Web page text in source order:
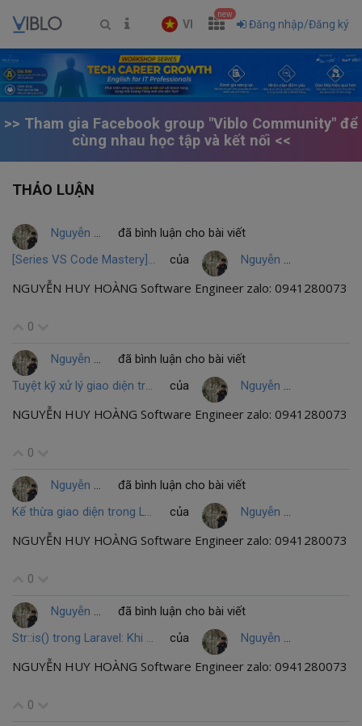
VI
new
Đăng nhập/Đăng ký
>> Tham gia Facebook group "Viblo Community" để
cùng nhau học tập và kết nối <<
THẢO LUẬN
Nguyễn Huy Hoàng
đã bình luận cho bài viết
[Series VS Code Mastery] Bài 3: Nghệ thuật Debug - Tạm biệt console.log() và dd()
của Nguyễn Huy Hoàng
NGUYỄN HUY HOÀNG Software Engineer zalo: 0941280073
0
Nguyễn Huy Hoàng
đã bình luận cho bài viết
Tuyệt kỹ xử lý giao diện trống với data-empty-text: Khi CSS "gánh" còng lưng JavaScript
của Nguyễn Huy Hoàng
NGUYỄN HUY HOÀNG Software Engineer zalo: 0941280073
0
Nguyễn Huy Hoàng
đã bình luận cho bài viết
Kế thừa giao diện trong Laravel: Giải ngố @section() và nghệ thuật "lắp ráp" của Blade
của Nguyễn Huy Hoàng
NGUYỄN HUY HOÀNG Software Engineer zalo: 0941280073
0
Nguyễn Huy Hoàng
đã bình luận cho bài viết
Str::is() trong Laravel: Khi Regex là quá mức cần thiết cho một dấu "Sao" (*)
của Nguyễn Huy Hoàng
NGUYỄN HUY HOÀNG Software Engineer zalo: 0941280073
0